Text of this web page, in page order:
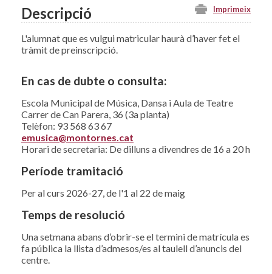
Imprimeix
Descripció
L'alumnat que es vulgui matricular haurà d’haver fet el
tràmit de preinscripció.
En cas de dubte o consulta:
Escola Municipal de Música, Dansa i Aula de Teatre
Carrer de Can Parera, 36 (3a planta)
Telèfon: 93 568 63 67
emusica@montornes.cat
Horari de secretaria: De dilluns a divendres de 16 a 20 h
Període tramitació
Per al curs 2026-27, de l'1 al 22 de maig
Temps de resolució
Una setmana abans d’obrir-se el termini de matrícula es
fa pública la llista d’admesos/es al taulell d’anuncis del
centre.